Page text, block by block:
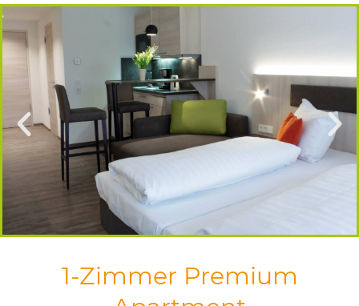
1-Zimmer Premium